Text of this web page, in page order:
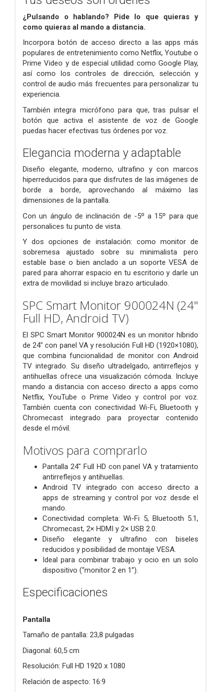
¿Pulsando o hablando? Pide lo que quieras y
como quieras al mando a distancia.
Incorpora botón de acceso directo a las apps más
populares de entretenimiento como Netflix, Youtube o
Prime Video y de especial utilidad como Google Play,
así como los controles de dirección, selección y
control de audio más frecuentes para personalizar tu
experiencia.
También integra micrófono para que, tras pulsar el
botón que activa el asistente de voz de Google
puedas hacer efectivas tus órdenes por voz.
Elegancia moderna y adaptable
Diseño elegante, moderno, ultrafino y con marcos
hiperreducidos para que disfrutes de las imágenes de
borde a borde, aprovechando al máximo las
dimensiones de la pantalla.
Con un ángulo de inclinación de -5º a 15º para que
personalices tu punto de vista.
Y dos opciones de instalación: como monitor de
sobremesa ajustado sobre su minimalista pero
estable base o bien anclado a un soporte VESA de
pared para ahorrar espacio en tu escritorio y darle un
extra de movilidad si incluye brazo articulado.
SPC Smart Monitor 900024N (24"
Full HD, Android TV)
El SPC Smart Monitor 900024N es un monitor híbrido
de 24" con panel VA y resolución Full HD (1920×1080),
que combina funcionalidad de monitor con Android
TV integrado. Su diseño ultradelgado, antirreflejos y
antihuellas ofrece una visualización cómoda. Incluye
mando a distancia con acceso directo a apps como
Netflix, YouTube o Prime Video y control por voz.
También cuenta con conectividad Wi-Fi, Bluetooth y
Chromecast integrado para proyectar contenido
desde el móvil.
Motivos para comprarlo
Pantalla 24" Full HD con panel VA y tratamiento
antirreflejos y antihuellas.
Android TV integrado con acceso directo a
apps de streaming y control por voz desde el
mando.
Conectividad completa: Wi-Fi 5, Bluetooth 5.1,
Chromecast, 2× HDMI y 2× USB 2.0.
Diseño elegante y ultrafino con biseles
reducidos y posibilidad de montaje VESA.
Ideal para combinar trabajo y ocio en un solo
dispositivo (“monitor 2 en 1”).
Especificaciones
Pantalla
Tamaño de pantalla: 23,8 pulgadas
Diagonal: 60,5 cm
Resolución: Full HD 1920 x 1080
Relación de aspecto: 16:9